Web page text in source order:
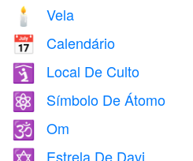
🕯️ Vela
📅 Calendário
🛐 Local De Culto
⚛️ Símbolo De Átomo
🕉️ Om
Estrela De Davi